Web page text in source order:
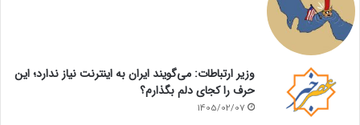
وزیر ارتباطات: می‌گویند ایران به اینترنت نیاز ندارد؛ این
حرف را کجای دلم بگذارم؟
1405/02/07